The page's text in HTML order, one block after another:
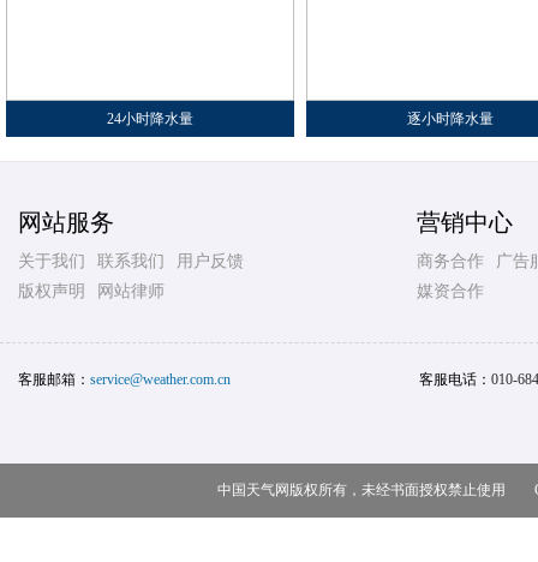
24小时降水量 逐小时降水量
网站服务
关于我们 联系我们
用户反馈
版权声明
网站律师
营销中心
商务合作
广告
媒资合作
客服邮箱： service@weather.com.cn 客服电话： 010-
中国天气网版权所有，未经书面授权禁止使用